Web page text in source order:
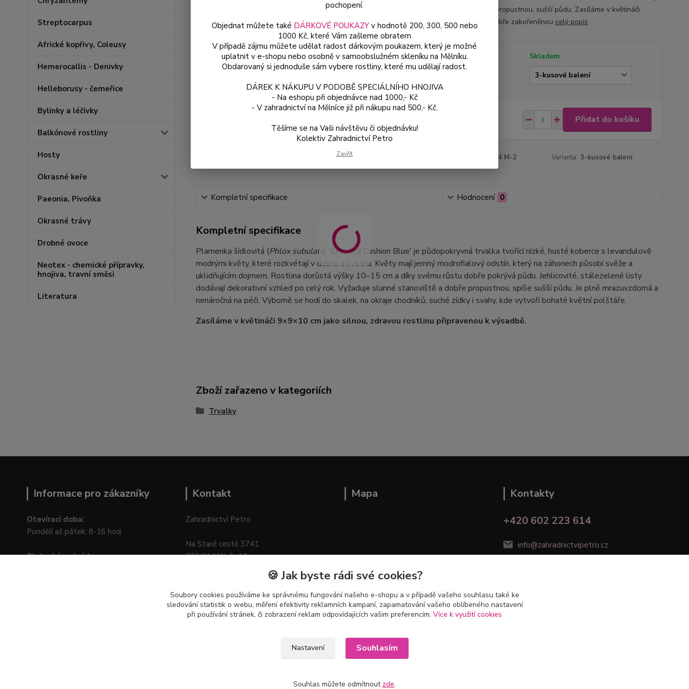
Streptocarpus
Africké kopřivy, Coleusy
Hemerocallis - Denivky
Helleborusy - čemeřice
Bylinky a léčivky
Balkónové rostliny
Hosty
Okrasné keře
Paeonia, Pivoňka
Okrasné trávy
Drobné ovoce
Neotex - chemické přípravky,
hnojiva, travní směsi
Literatura
Má ráda slunce a propustnou, sušší půdu. Zasíláme v květináči
9×9×10 cm jako dobře zakořeněnou celý popis
Dostupnost
Skladem
Přidat do košíku
3074 M-2 Varianta: 3-kusové balení
Kompletní specifikace Hodnocení 0
Kompletní specifikace
Plamenka šídlovitá (Phlox subulata
) 'Emerald Cushion Blue' je půdopokryvná trvalka tvořící nízké, husté koberce s levandulově
modrými květy, které rozkvétají v dubnu a květnu. Květy mají jemný modrofialový odstín, který na záhonech působí svěže a
uklidňujícím dojmem. Rostlina dorůstá výšky 10–15 cm a díky svému růstu dobře pokrývá půdu. Jehlicovité, stálezelené listy
dodávají dekorativní vzhled po celý rok. Vyžaduje slunné stanoviště a dobře propustnou, spíše sušší půdu. Je plně mrazuvzdorná a
nenáročná na péči. Výborně se hodí do skalek, na okraje chodníků, suché zídky i svahy, kde vytvoří bohaté květní polštáře.
Zasíláme v květináči 9×9×10 cm jako silnou, zdravou rostlinu připravenou k výsadbě.
Zboží zařazeno v kategoriích
Trvalky
Informace pro zákazníky
Otevírací doba:
Pondělí až pátek: 8-16 hod.
Obchodní podmínky
Kontakt
Zahradnictví Petro
Na Staré cestě 3741
276 01 Mělník–Mlazice
Mapa
Kontakty
+420 602 223 614
info@zahradnictvipetro.cz
pochopení.
Objednat můžete také DÁRKOVÉ POUKAZYv hodnotě 200, 300, 500 nebo
1000 Kč, které Vám zašleme obratem
V případě zájmu můžete udělat radost dárkovým poukazem, který je možné
uplatnit v e-shopu nebo osobně v samoobslužném skleníku na Mělníku.
Obdarovaný si jednoduše sám vybere rostliny, které mu udělají radost.
DÁREK K NÁKUPU V PODOBĚ SPECIÁLNÍHO HNOJIVA
- Na eshopu při objednávce nad 1000,- Kč
- V zahradnictví na Mělníce již při nákupu nad 500,- Kč.
Těšíme se na Vaši návštěvu či objednávku!
Kolektiv Zahradnictví Petro
Zavřít
🍪 Jak byste rádi své cookies?
Soubory cookies používáme ke správnému fungování našeho e-shopu a v případě vašeho souhlasu také ke
sledování statistik o webu, měření efektivity reklamních kampaní, zapamatování vašeho oblíbeného nastavení
při používání stránek, či zobrazení reklam odpovídajících vašim preferencím. Více k využití cookies
Nastavení Souhlasím
Souhlas můžete odmítnout zde.